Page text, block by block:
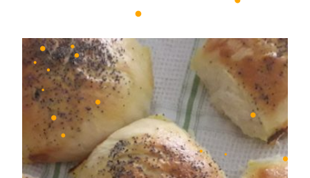
•
•
•
•
•
•
•
•
•
•
•